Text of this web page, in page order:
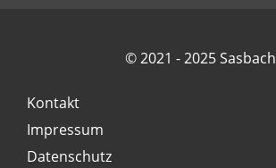
© 2021 - 2025 Sasbach
Kontakt
Impressum
Datenschutz